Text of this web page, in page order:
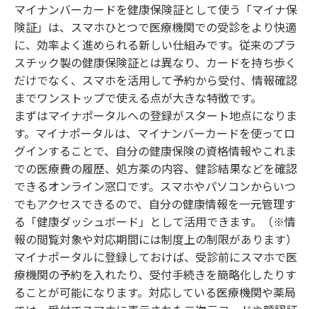
マイナンバーカードを健康保険証として使う「マイナ保
険証」は、スマホひとつで医療機関での受診をより快適
に、効率よく進められる新しい仕組みです。従来のプラ
スチック製の健康保険証とは異なり、カードを持ち歩く
だけでなく、スマホを活用して予約から受付、情報確認
までワンストップで使える点が大きな特徴です。
まずはマイナポータルへの登録がスタート地点になりま
す。マイナポータルは、マイナンバーカードを使ってロ
グインすることで、自分の健康保険の資格情報やこれま
での医療費の履歴、処方薬の内容、健診結果などを確認
できるオンライン窓口です。スマホやパソコンからいつ
でもアクセスできるので、自分の健康情報を一元管理す
る「健康ダッシュボード」として活用できます。（※情
報の閲覧対象や対応期間には制度上の制限があります）
マイナポータルに登録しておけば、受診前にスマホで医
療機関の予約を入れたり、受付手続きを簡略化したりす
ることが可能になります。対応している医療機関や薬局